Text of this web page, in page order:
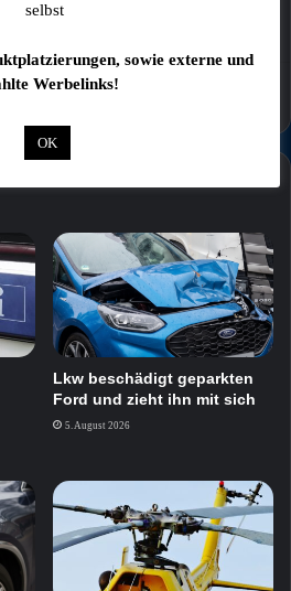
Lkw beschädigt geparkten
Ford und zieht ihn mit sich
5. August 2026
selbst
sowie externe und
Werbelinks!
OK